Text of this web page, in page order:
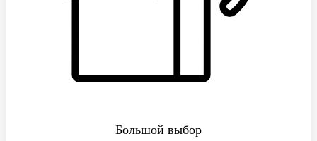
Большой выбор